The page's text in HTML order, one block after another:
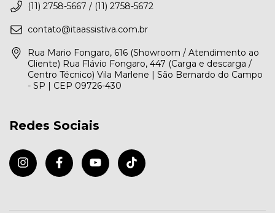
(11) 2758-5667 / (11) 2758-5672
contato@itaassistiva.com.br
Rua Mario Fongaro, 616 (Showroom / Atendimento ao
Cliente) Rua Flávio Fongaro, 447 (Carga e descarga /
Centro Técnico) Vila Marlene | São Bernardo do Campo
- SP | CEP 09726-430
Redes Sociais